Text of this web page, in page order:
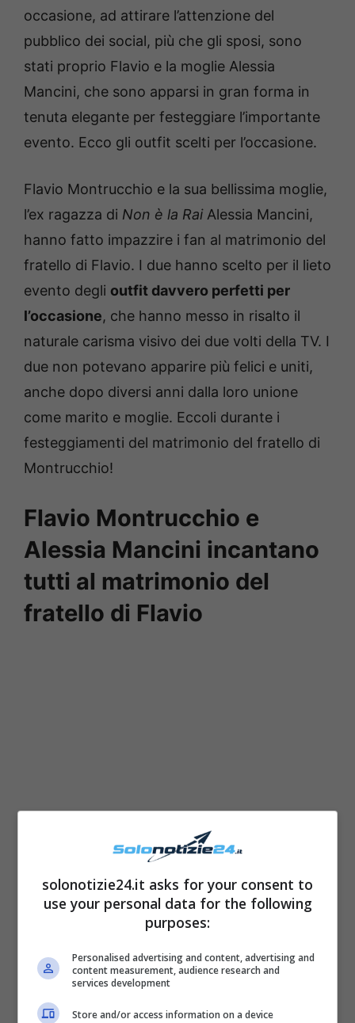
occasione, ad attirare l’attenzione del
pubblico dei social, più che gli sposi, sono
stati proprio Flavio e la moglie Alessia
Mancini, che sono apparsi in gran forma in
tenuta elegante per festeggiare l’importante
evento. Ecco gli outfit scelti per l’occasione.
Flavio Montrucchio e la sua bellissima moglie,
l’ex ragazza di Non è la RaiAlessia Mancini,
hanno fatto impazzire i fan al matrimonio del
fratello di Flavio. I due hanno scelto per il lieto
evento degli outfit davvero perfetti per
l’occasione, che hanno messo in risalto il
naturale carisma visivo dei due volti della TV. I
due non potevano apparire più felici e uniti,
anche dopo diversi anni dalla loro unione
come marito e moglie. Eccoli durante i
festeggiamenti del matrimonio del fratello di
Montrucchio!
Flavio Montrucchio e
Alessia Mancini incantano
tutti al matrimonio del
fratello di Flavio
Per l’importante occasione,
moglie Alessia si sono distinti con i loro look
davvero sofisticati.
solonotizie24.it asks for your consent to
use your personal data for the following
purposes:
Personalised advertising and content, advertising and
content measurement, audience research and
services development
Store and/or access information on a device